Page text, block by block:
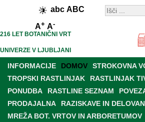
abc ABC
A+ A-
216 LET BOTANIČNI VRT
UNIVERZE V LJUBLJANI
INFORMACIJE DOMOV STROKOVNA
TROPSKI RASTLINJAK
RASTLINJAK
PONUDBA
RASTLINE SEZNAM
PRODAJALNA
RAZISKAVE IN
MREŽA BOT. VRTOV IN ARBORETUMOV